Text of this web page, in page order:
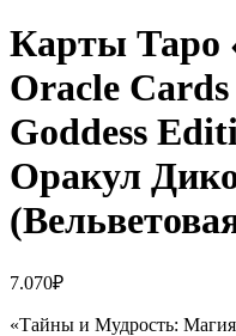
Карты Таро
Oracle
Goddess
Оракул
7.070₽
«Тайны и Мудрость: